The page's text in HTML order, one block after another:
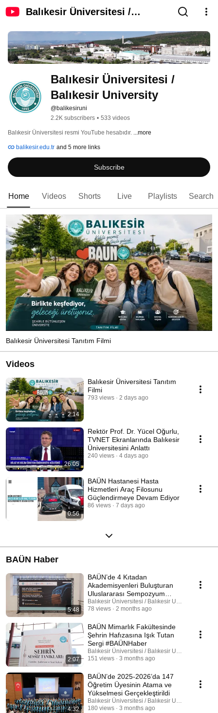
Balıkesir Üniversitesi /
Balıkesir Üniversitesi /
@balikesiruni
2.2K subscribers • 533 videos
Balıkesir Üniversitesi resmi YouTube hesabıdır. ...more
balikesir.edu.tr and 5 more links
Subscribe
Home Videos Shorts Live Playlists Search
Balıkesir Üniversitesi Tanıtım Filmi
Videos
2:14
Balıkesir Üniversitesi Tanıtım
Filmi
793 views 2 days ago
26:05
Rektör Prof. Dr. Yücel Oğurlu,
TVNET Ekranlarında Balıkesir
Üniversitesini Anlattı
240 views 4 days ago
0:56
BAÜN Hastanesi Hasta
Hizmetleri Araç Filosunu
Güçlendirmeye Devam Ediyor
86 views 7 days ago
BAÜN Haber
5:48
BAÜN’de 4 Kıtadan
Akademisyenleri Buluşturan
Uluslararası Sempozyum
#BAÜNHaber
Balıkesir Üniversitesi / Balıkesir University
78 views
2 months ago
2:07
BAÜN Mimarlık Fakültesinde
Şehrin Hafızasına Işık Tutan
Sergi #BAÜNHaber
Balıkesir Üniversitesi / Balıkesir University
151 views
3 months ago
4:32
BAÜN’de 2025-2026’da 147
Öğretim Üyesinin Atama ve
Yükselmesi Gerçekleştirildi
Balıkesir Üniversitesi / Balıkesir University
180 views
3 months ago